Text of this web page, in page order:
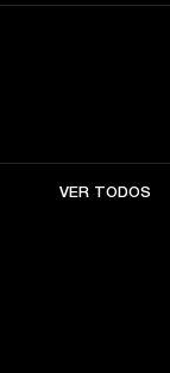
VER TODOS